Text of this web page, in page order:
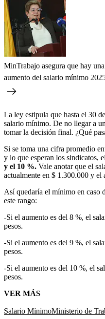
MinTrabajo asegura que hay
aumento del salario mínimo
La ley estipula que hasta el 30
salario mínimo. De no llegar a
tomar la decisión final. ¿Qué
Si se toma una cifra promedio
y lo que esperan los sindicatos,
y el 10 %. Vale anotar que el
actualmente en $ 1.300.000 y
Así quedaría el mínimo en caso
este rango:
-Si el aumento es del 8 %, el
pesos.
-Si el aumento es del 9 %, el
pesos.
-Si el aumento es del 10 %, el
pesos.
VER MÁS
Salario MínimoMinisterio de